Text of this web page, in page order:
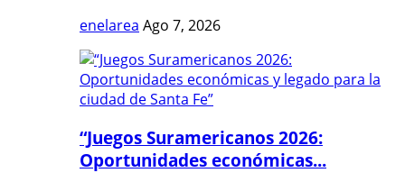
enelarea Ago 7, 2026
“Juegos Suramericanos 2026:
Oportunidades económicas...